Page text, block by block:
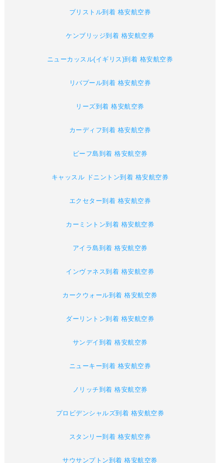
ブリストル到着 格安航空券
ケンブリッジ到着 格安航空券
ニューカッスル(イギリス)到着 格安航空券
リバプール到着 格安航空券
リーズ到着 格安航空券
カーディフ到着 格安航空券
ビーフ島到着 格安航空券
キャッスル ドニントン到着 格安航空券
エクセター到着 格安航空券
カーミントン到着 格安航空券
アイラ島到着 格安航空券
インヴァネス到着 格安航空券
カークウォール到着 格安航空券
ダーリントン到着 格安航空券
サンデイ到着 格安航空券
ニューキー到着 格安航空券
ノリッチ到着 格安航空券
プロビデンシャルズ到着 格安航空券
スタンリー到着 格安航空券
サウサンプトン到着 格安航空券